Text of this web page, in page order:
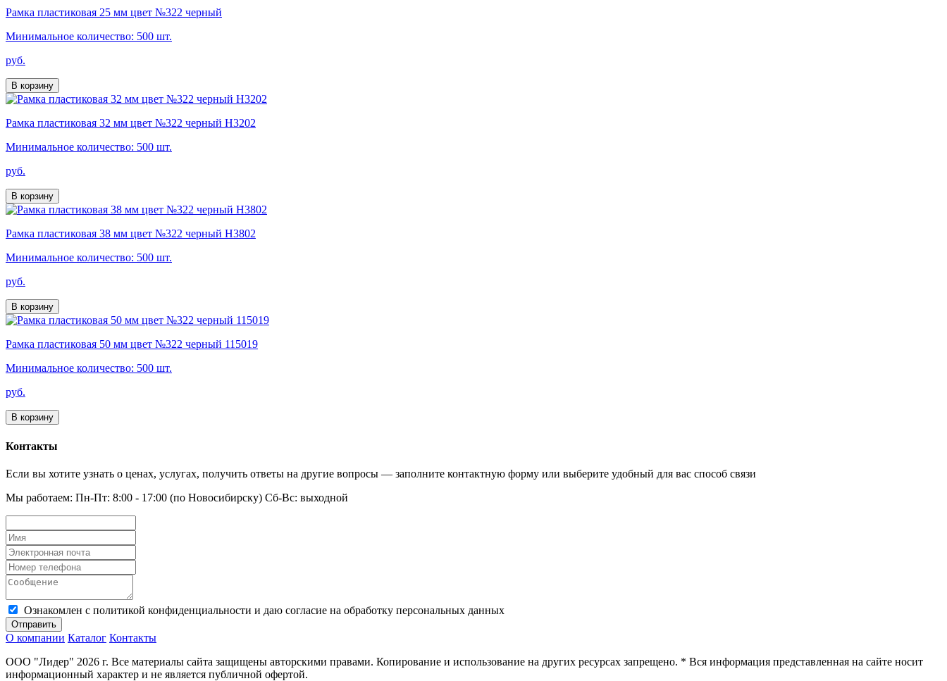
Рамка пластиковая 25 мм цвет №322 черный
Минимальное количество: 500 шт.
руб.
В корзину
Рамка пластиковая 32 мм цвет №322 черный H3202
Минимальное количество: 500 шт.
руб.
В корзину
Рамка пластиковая 38 мм цвет №322 черный H3802
Минимальное количество: 500 шт.
руб.
В корзину
Рамка пластиковая 50 мм цвет №322 черный 115019
Минимальное количество: 500 шт.
руб.
В корзину
Контакты
Если вы хотите узнать о ценах, услугах, получить ответы на другие вопросы — заполните контактную форму или выберите удобный для вас способ связи
Мы работаем: Пн-Пт: 8:00 - 17:00 (по Новосибирску) Сб-Вс: выходной
Ознакомлен с политикой конфиденциальности и даю согласие на обработку персональных данных
Отправить
О компании Каталог Контакты
ООО "Лидер" 2026 г. Все материалы сайта защищены авторскими правами. Копирование и использование на других ресурсах запрещено. * Вся информация представленная на сайте носит
информационный характер и не является публичной офертой.